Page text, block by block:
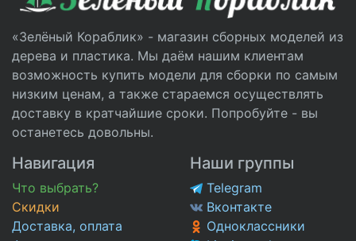
«Зелёный Кораблик» - магазин сборных моделей из
дерева и пластика. Мы даём нашим клиентам
возможность купить модели для сборки по самым
низким ценам, а также стараемся осуществлять
доставку в кратчайшие сроки. Попробуйте - вы
останетесь довольны.
Навигация
Что выбрать?
Скидки
Доставка, оплата
Наши группы
Telegram
Вконтакте
Одноклассники